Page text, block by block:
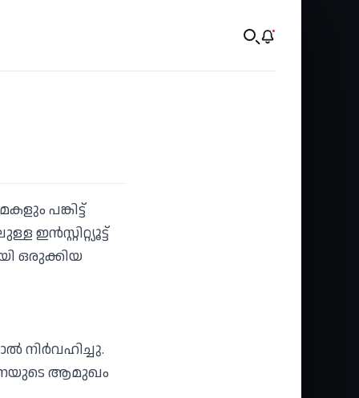
പങ്കിട്ട്
ഇൻസ്റ്റിറ്റ്യൂട്ട്
ഒരുക്കിയ
നിർവഹിച്ചു.
ആമുഖം